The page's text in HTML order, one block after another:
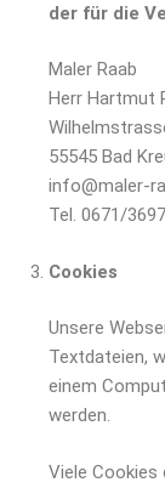
der für die
Maler Raab
Herr Hartmut
55545 Bad
info@maler-
Tel. 0671/
Cookies
Unsere
Textdateien,
einem
werden.
Viele Cookies